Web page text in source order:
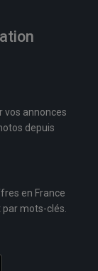
vos annonces
depuis
en France
mots-clés.